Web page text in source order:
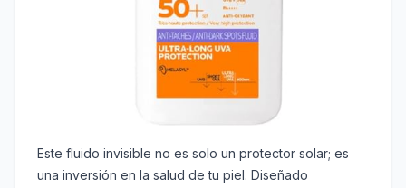
Este fluido invisible no es solo un protector solar; es
una inversión en la salud de tu piel. Diseñado